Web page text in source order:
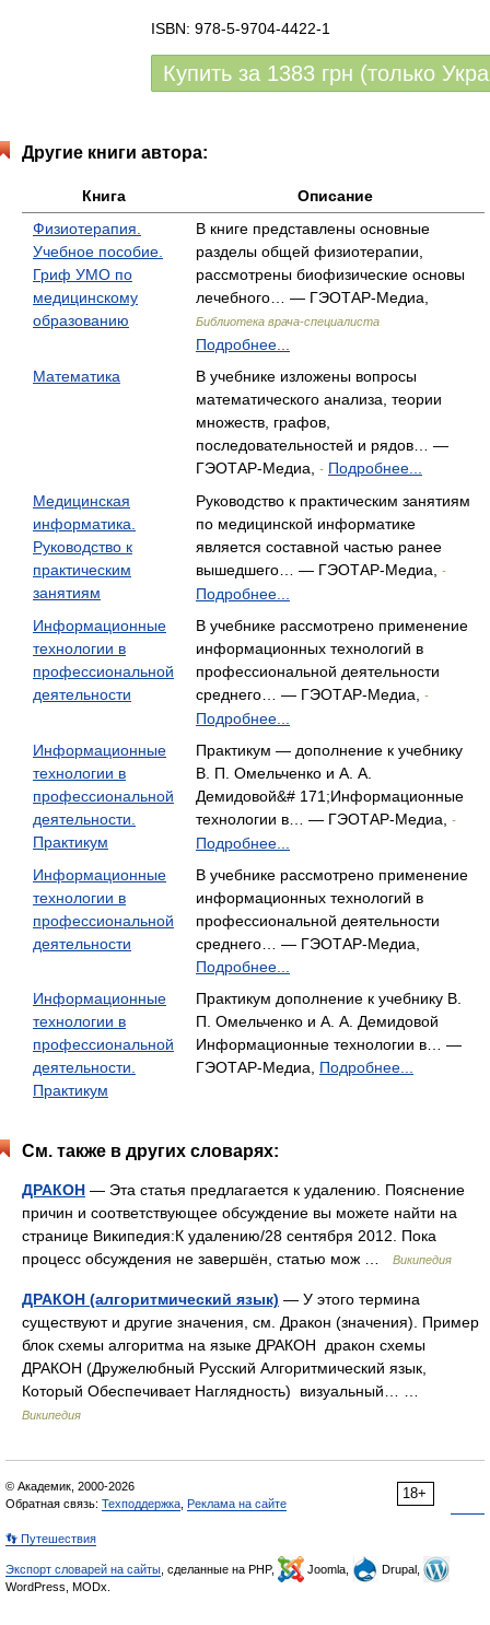
ISBN: 978-5-9704-4422-1
Купить за 1383 грн (только
Другие книги автора:
Книга
Описание
Физиотерапия.
Учебное пособие.
Гриф УМО по
медицинскому
образованию
В книге представлены основные
разделы общей физиотерапии,
рассмотрены биофизические основы
лечебного… — ГЭОТАР-Медиа,
Библиотека врача-специалиста
Подробнее...
Математика
В учебнике изложены вопросы
математического анализа, теории
множеств, графов,
последовательностей и рядов… —
ГЭОТАР-Медиа,
- Подробнее...
Медицинская
информатика.
Руководство к
практическим
занятиям
Руководство к практическим занятиям
по медицинской информатике
является составной частью ранее
вышедшего… — ГЭОТАР-Медиа,
-
Подробнее...
Информационные
технологии в
профессиональной
деятельности
В учебнике рассмотрено применение
информационных технологий в
профессиональной деятельности
среднего… — ГЭОТАР-Медиа,
-
Подробнее...
Информационные
технологии в
профессиональной
деятельности.
Практикум
Практикум — дополнение к учебнику
В. П. Омельченко и А. А.
Демидовой&# 171;Информационные
технологии в… — ГЭОТАР-Медиа,
-
Подробнее...
Информационные
технологии в
профессиональной
деятельности
В учебнике рассмотрено применение
информационных технологий в
профессиональной деятельности
среднего… — ГЭОТАР-Медиа,
Подробнее...
Информационные
технологии в
профессиональной
деятельности.
Практикум
Практикум дополнение к учебнику В.
П. Омельченко и А. А. Демидовой
Информационные технологии в… —
ГЭОТАР-Медиа, Подробнее...
См. также в других словарях:
ДРАКОН — Эта статья предлагается к удалению. Пояснение
причин и соответствующее обсуждение вы можете найти на
странице Википедия:К удалению/28 сентября 2012. Пока
процесс обсуждения не завершён, статью мож …
Википедия
ДРАКОН (алгоритмический язык) — У этого термина
существуют и другие значения, см. Дракон (значения). Пример
блок схемы алгоритма на языке ДРАКОН дракон схемы
ДРАКОН (Дружелюбный Русский Алгоритмический язык,
Который Обеспечивает Наглядность) визуальный… …
Википедия
18+
© Академик, 2000-2026
Обратная связь: Техподдержка Реклама на сайте
👣 Путешествия
Экспорт словарей на сайты , сделанные на PHP, Joomla,
Drupal,
WordPress, MODx.